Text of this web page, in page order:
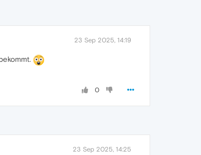
23 Sep 2025, 14:19
0
23 Sep 2025, 14:25